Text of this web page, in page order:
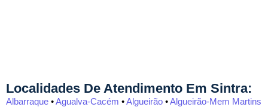
Localidades De Atendimento Em Sintra:
Albarraque •Agualva-Cacém •Algueirão •Algueirão-Mem Martins